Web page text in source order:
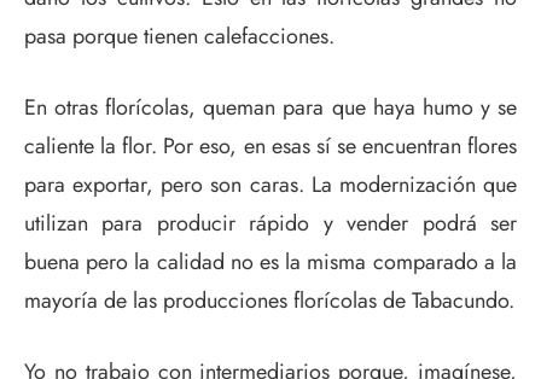
pasa porque tienen calefacciones.
En otras florícolas, queman para que haya humo y se
caliente la flor. Por eso, en esas sí se encuentran flores
para exportar, pero son caras. La modernización que
utilizan para producir rápido y vender podrá ser
buena pero la calidad no es la misma comparado a la
mayoría de las producciones florícolas de Tabacundo.
Yo no trabajo con intermediarios porque, imagínese,